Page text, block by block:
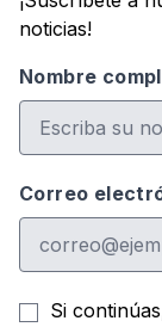
noticias!
Nombre
Correo
Si